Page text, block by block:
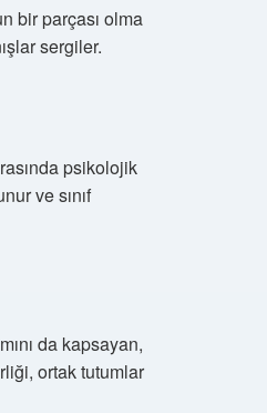
bir parçası olma
sergiler.
psikolojik
ve sınıf
da kapsayan,
ortak tutumlar